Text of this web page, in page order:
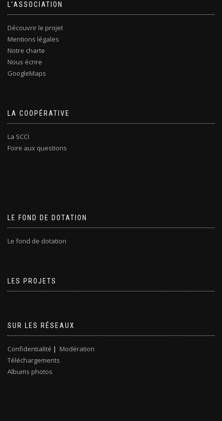
L’ASSOCIATION
Découvrir le projet
Mentions légales
Notre charte
Nous écrire
GoogleMaps
LA COOPÉRATIVE
La SCCI
Foire aux questions
LE FOND DE DOTATION
Le fond de dotation
LES PROJETS
SUR LES RÉSEAUX
Confidentialité | Modération
Téléchargements
Albums photos